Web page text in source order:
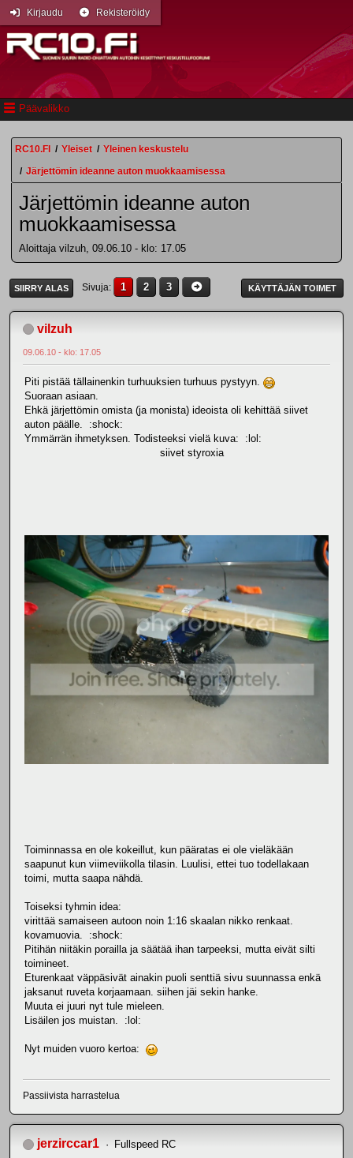
Päävalikko
Kirjaudu Rekisteröidy
RC10.FI / Yleiset / Yleinen keskustelu
/ Järjettömin ideanne auton muokkaamisessa
Järjettömin ideanne auton
muokkaamisessa
Aloittaja vilzuh, 09.06.10 - klo: 17.05
SIIRRY ALAS Sivuja 1 2 3 KÄYTTÄJÄN TOIMET
vilzuh
09.06.10 - klo: 17.05
Piti pistää tällainenkin turhuuksien turhuus pystyyn.
Suoraan asiaan.
Ehkä järjettömin omista (ja monista) ideoista oli kehittää siivet
auton päälle. :shock:
Ymmärrän ihmetyksen. Todisteeksi vielä kuva: :lol:
siivet styroxia
Toiminnassa en ole kokeillut, kun pääratas ei ole vieläkään
saapunut kun viimeviikolla tilasin. Luulisi, ettei tuo todellakaan
toimi, mutta saapa nähdä.
Toiseksi tyhmin idea:
virittää samaiseen autoon noin 1:16 skaalan nikko renkaat.
kovamuovia. :shock:
Pitihän niitäkin porailla ja säätää ihan tarpeeksi, mutta eivät silti
toimineet.
Eturenkaat väppäsivät ainakin puoli senttiä sivu suunnassa enkä
jaksanut ruveta korjaamaan. siihen jäi sekin hanke.
Muuta ei juuri nyt tule mieleen.
Lisäilen jos muistan. :lol:
Nyt muiden vuoro kertoa:
Passiivista harrastelua
jerzirccar1 Fullspeed RC